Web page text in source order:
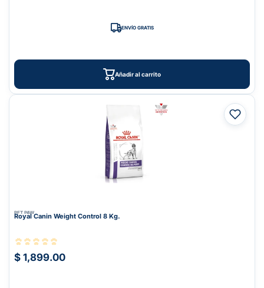
ENVÍO GRATIS
Añadir al carrito
PET PAW
Royal Canin Weight Control 8 Kg.
$ 1,899.00